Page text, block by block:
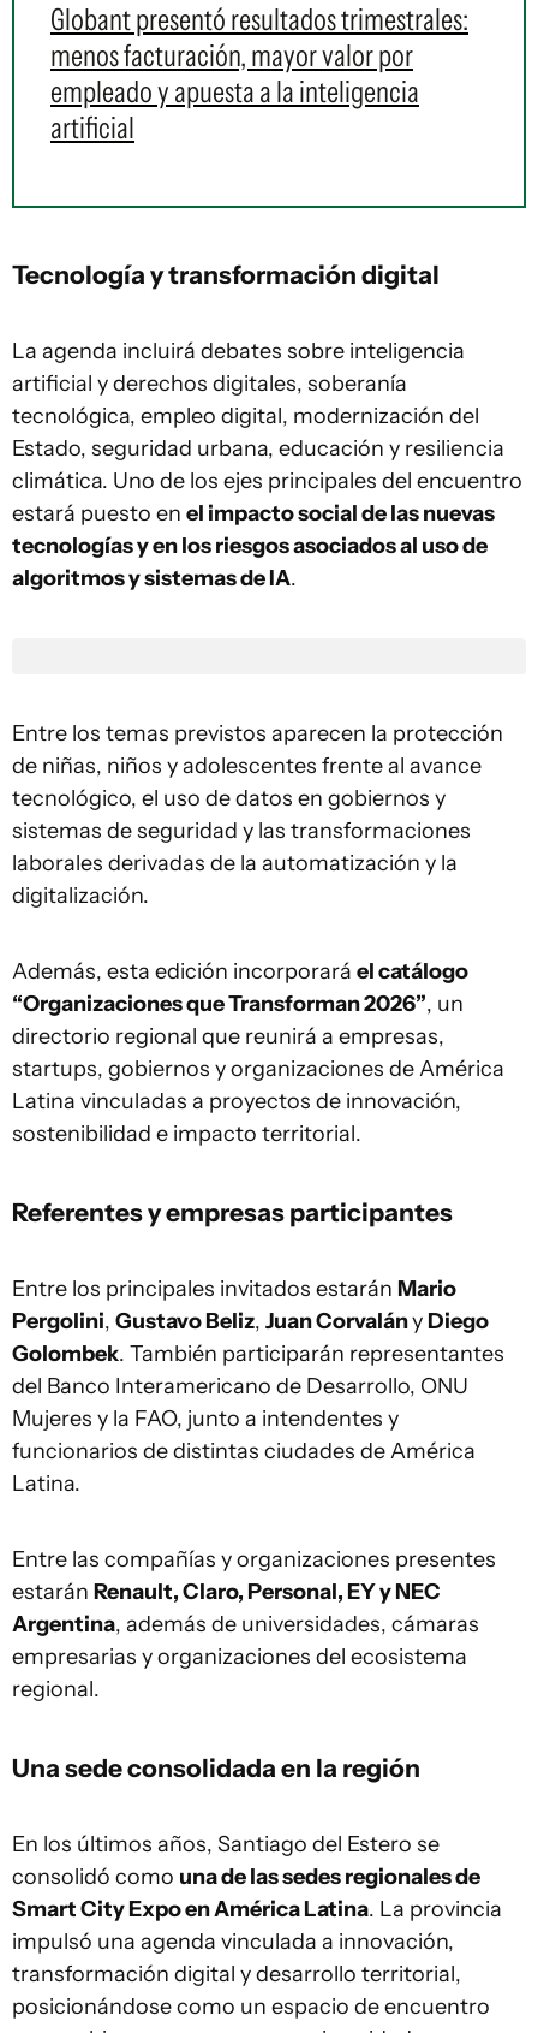
Globant presentó resultados trimestrales:
menos facturación, mayor valor por
empleado y apuesta a la inteligencia
artificial
Tecnología y transformación digital
La agenda incluirá debates sobre inteligencia
artificial y derechos digitales, soberanía
tecnológica, empleo digital, modernización del
Estado, seguridad urbana, educación y resiliencia
climática. Uno de los ejes principales del encuentro
estará puesto en el impacto social de las nuevas
tecnologías y en los riesgos asociados al uso de
algoritmos y sistemas de IA.
Entre los temas previstos aparecen la protección
de niñas, niños y adolescentes frente al avance
tecnológico, el uso de datos en gobiernos y
sistemas de seguridad y las transformaciones
laborales derivadas de la automatización y la
digitalización.
Además, esta edición incorporará el catálogo
“Organizaciones que Transforman 2026”, un
directorio regional que reunirá a empresas,
startups, gobiernos y organizaciones de América
Latina vinculadas a proyectos de innovación,
sostenibilidad e impacto territorial.
Referentes y empresas participantes
Entre los principales invitados estarán Mario
Pergolini, Gustavo Beliz, Juan Corvalány Diego
Golombek. También participarán representantes
del Banco Interamericano de Desarrollo, ONU
Mujeres y la FAO, junto a intendentes y
funcionarios de distintas ciudades de América
Latina.
Entre las compañías y organizaciones presentes
estarán Renault, Claro, Personal, EY y NEC
Argentina, además de universidades, cámaras
empresarias y organizaciones del ecosistema
regional.
Una sede consolidada en la región
En los últimos años, Santiago del Estero se
consolidó como una de las sedes regionales de
Smart City Expo en América Latina. La provincia
impulsó una agenda vinculada a innovación,
transformación digital y desarrollo territorial,
posicionándose como un espacio de encuentro